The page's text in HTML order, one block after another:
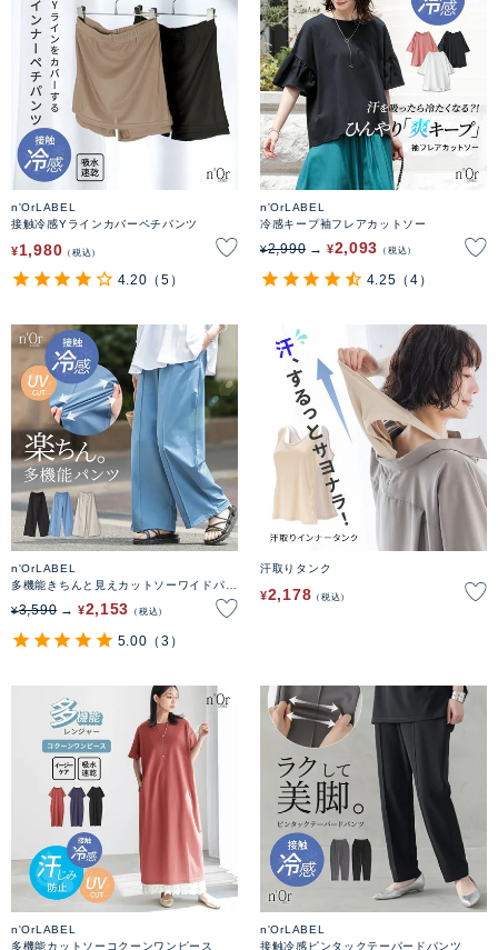
n'OrLABEL
接触冷感Yラインカバーペチパンツ
¥1,980 税込
4.20 （5）
n'OrLABEL
冷感キープ袖フレアカットソー
¥2,990 ¥2,093 税込
4.25 （4）
n'OrLABEL
多機能きちんと見えカットソーワイドパン
¥3,590 ¥2,153 税込
5.00 （3）
汗取りタンク
¥2,178 税込
n'OrLABEL
多機能カットソーコクーンワンピース
n'OrLABEL
接触冷感ピンタックテーパードパンツ